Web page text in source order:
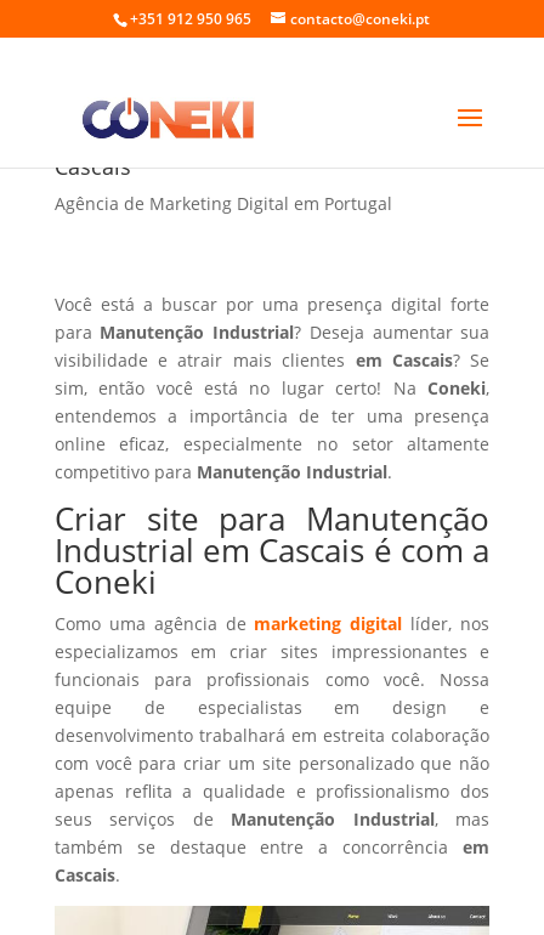
+351 912 950 965 contacto@coneki.pt
Criar site para Manutenção Industrial em
Cascais
Agência de Marketing Digital em Portugal
Você está a buscar por uma presença digital forte
para Manutenção Industrial? Deseja aumentar sua
visibilidade e atrair mais clientes em Cascais? Se
sim, então você está no lugar certo! NaConeki,
entendemos a importância de ter uma presença
online eficaz, especialmente no setor altamente
competitivo para Manutenção Industrial.
Criar site para Manutenção
Industrial em Cascais é com a
Coneki
Como uma agência de marketing digital líder, nos
especializamos em criar sites impressionantes e
funcionais para profissionais como você. Nossa
equipe de especialistas em design e
desenvolvimento trabalhará em estreita colaboração
com você para criar um site personalizado que não
apenas reflita a qualidade e profissionalismo dos
seus serviços de Manutenção Industrial, mas
também se destaque entre a concorrênciaem
Cascais.